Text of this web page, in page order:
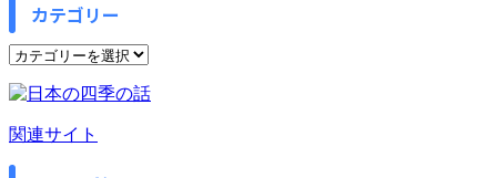
カテゴリー
カ
ゴ
リ
ー
関連サイト